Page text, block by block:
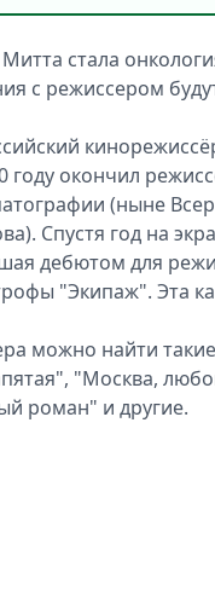
стала
с режиссером
году окончил
(ныне
Спустя год на
дебютом для
"Экипаж". Эта
можно найти
"Москва,
роман" и другие.